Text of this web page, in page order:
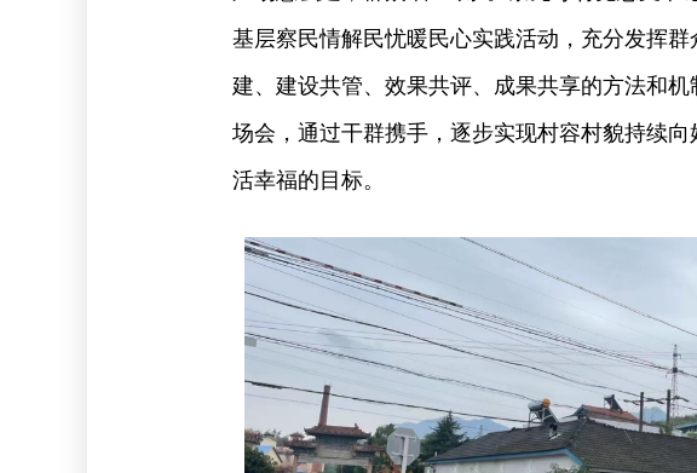
基层察民情解民忧暖民心实践活动，充分发挥
建、建设共管、效果共评、成果共享的方法和机
场会，通过干群携手，逐步实现村容村貌持续
活幸福的目标。